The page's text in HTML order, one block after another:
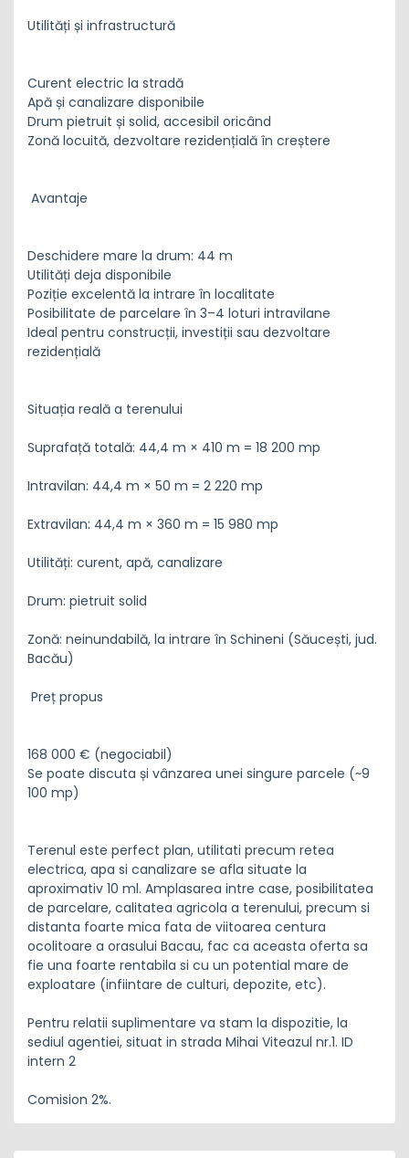
Utilități și infrastructură
Curent electric la stradă
Apă și canalizare disponibile
Drum pietruit și solid, accesibil oricând
Zonă locuită, dezvoltare rezidențială în creștere
Avantaje
Deschidere mare la drum: 44 m
Utilități deja disponibile
Poziție excelentă la intrare în localitate
Posibilitate de parcelare în 3–4 loturi intravilane
Ideal pentru construcții, investiții sau dezvoltare
rezidențială
Situația reală a terenului
Suprafață totală: 44,4 m × 410 m = 18 200 mp
Intravilan: 44,4 m × 50 m = 2 220 mp
Extravilan: 44,4 m × 360 m = 15 980 mp
Utilități: curent, apă, canalizare
Drum: pietruit solid
Zonă: neinundabilă, la intrare în Schineni (Săucești, jud.
Bacău)
Preț propus
168 000 € (negociabil)
Se poate discuta și vânzarea unei singure parcele (~9
100 mp)
Terenul este perfect plan, utilitati precum retea
electrica, apa si canalizare se afla situate la
aproximativ 10 ml. Amplasarea intre case, posibilitatea
de parcelare, calitatea agricola a terenului, precum si
distanta foarte mica fata de viitoarea centura
ocolitoare a orasului Bacau, fac ca aceasta oferta sa
fie una foarte rentabila si cu un potential mare de
exploatare (infiintare de culturi, depozite, etc).
Pentru relatii suplimentare va stam la dispozitie, la
sediul agentiei, situat in strada Mihai Viteazul nr.1. ID
intern 2
Comision 2%.